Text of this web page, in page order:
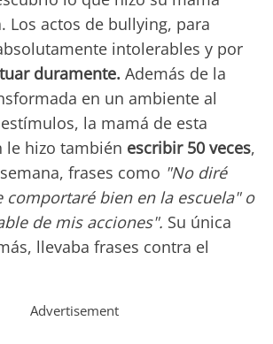
Los actos de bullying, para
intolerables y por
duramente. Además de la
en un ambiente al
la mamá de esta
le hizo también escribir 50 veces,
frases como "No diré
comportaré bien en la escuela" o
de mis acciones". Su única
llevaba frases contra el
Advertisement